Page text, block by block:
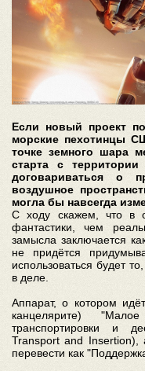
Если новый проект
морские пехотинцы
точке земного шара
старта с
договариваться о
воздушное
могла бы навсегда
С ходу скажем, что в
фантастики, чем
замысла заключается
не придётся
использоваться будет
в деле.
Аппарат, о котором
канцелярите)
транспортировки и
Transport and
перевести как